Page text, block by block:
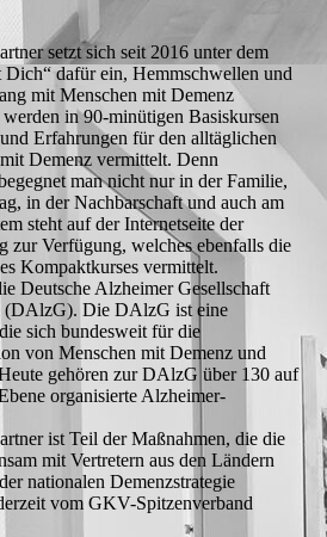
setzt sich seit 2016 unter dem
dafür ein, Hemmschwellen und
mit Menschen mit Demenz
in 90-minütigen Basiskursen
Erfahrungen für den alltäglichen
Demenz vermittelt. Denn
man nicht nur in der Familie,
in der Nachbarschaft und auch am
steht auf der Internetseite der
zur Verfügung, welches ebenfalls die
Kompaktkurses vermittelt.
Deutsche Alzheimer Gesellschaft
(DAlzG). Die DAlzG ist eine
sich bundesweit für die
von Menschen mit Demenz und
gehören zur DAlzG über 130 auf
organisierte Alzheimer-
ist Teil der Maßnahmen, die die
mit Vertretern aus den Ländern
nationalen Demenzstrategie
vom GKV-Spitzenverband